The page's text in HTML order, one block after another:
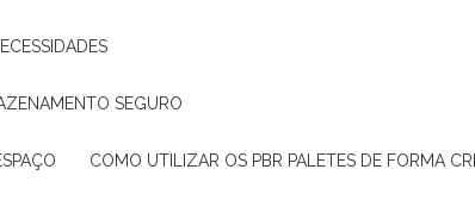
SEGURO
COMO UTILIZAR OS PBR PALETES DE FORMA